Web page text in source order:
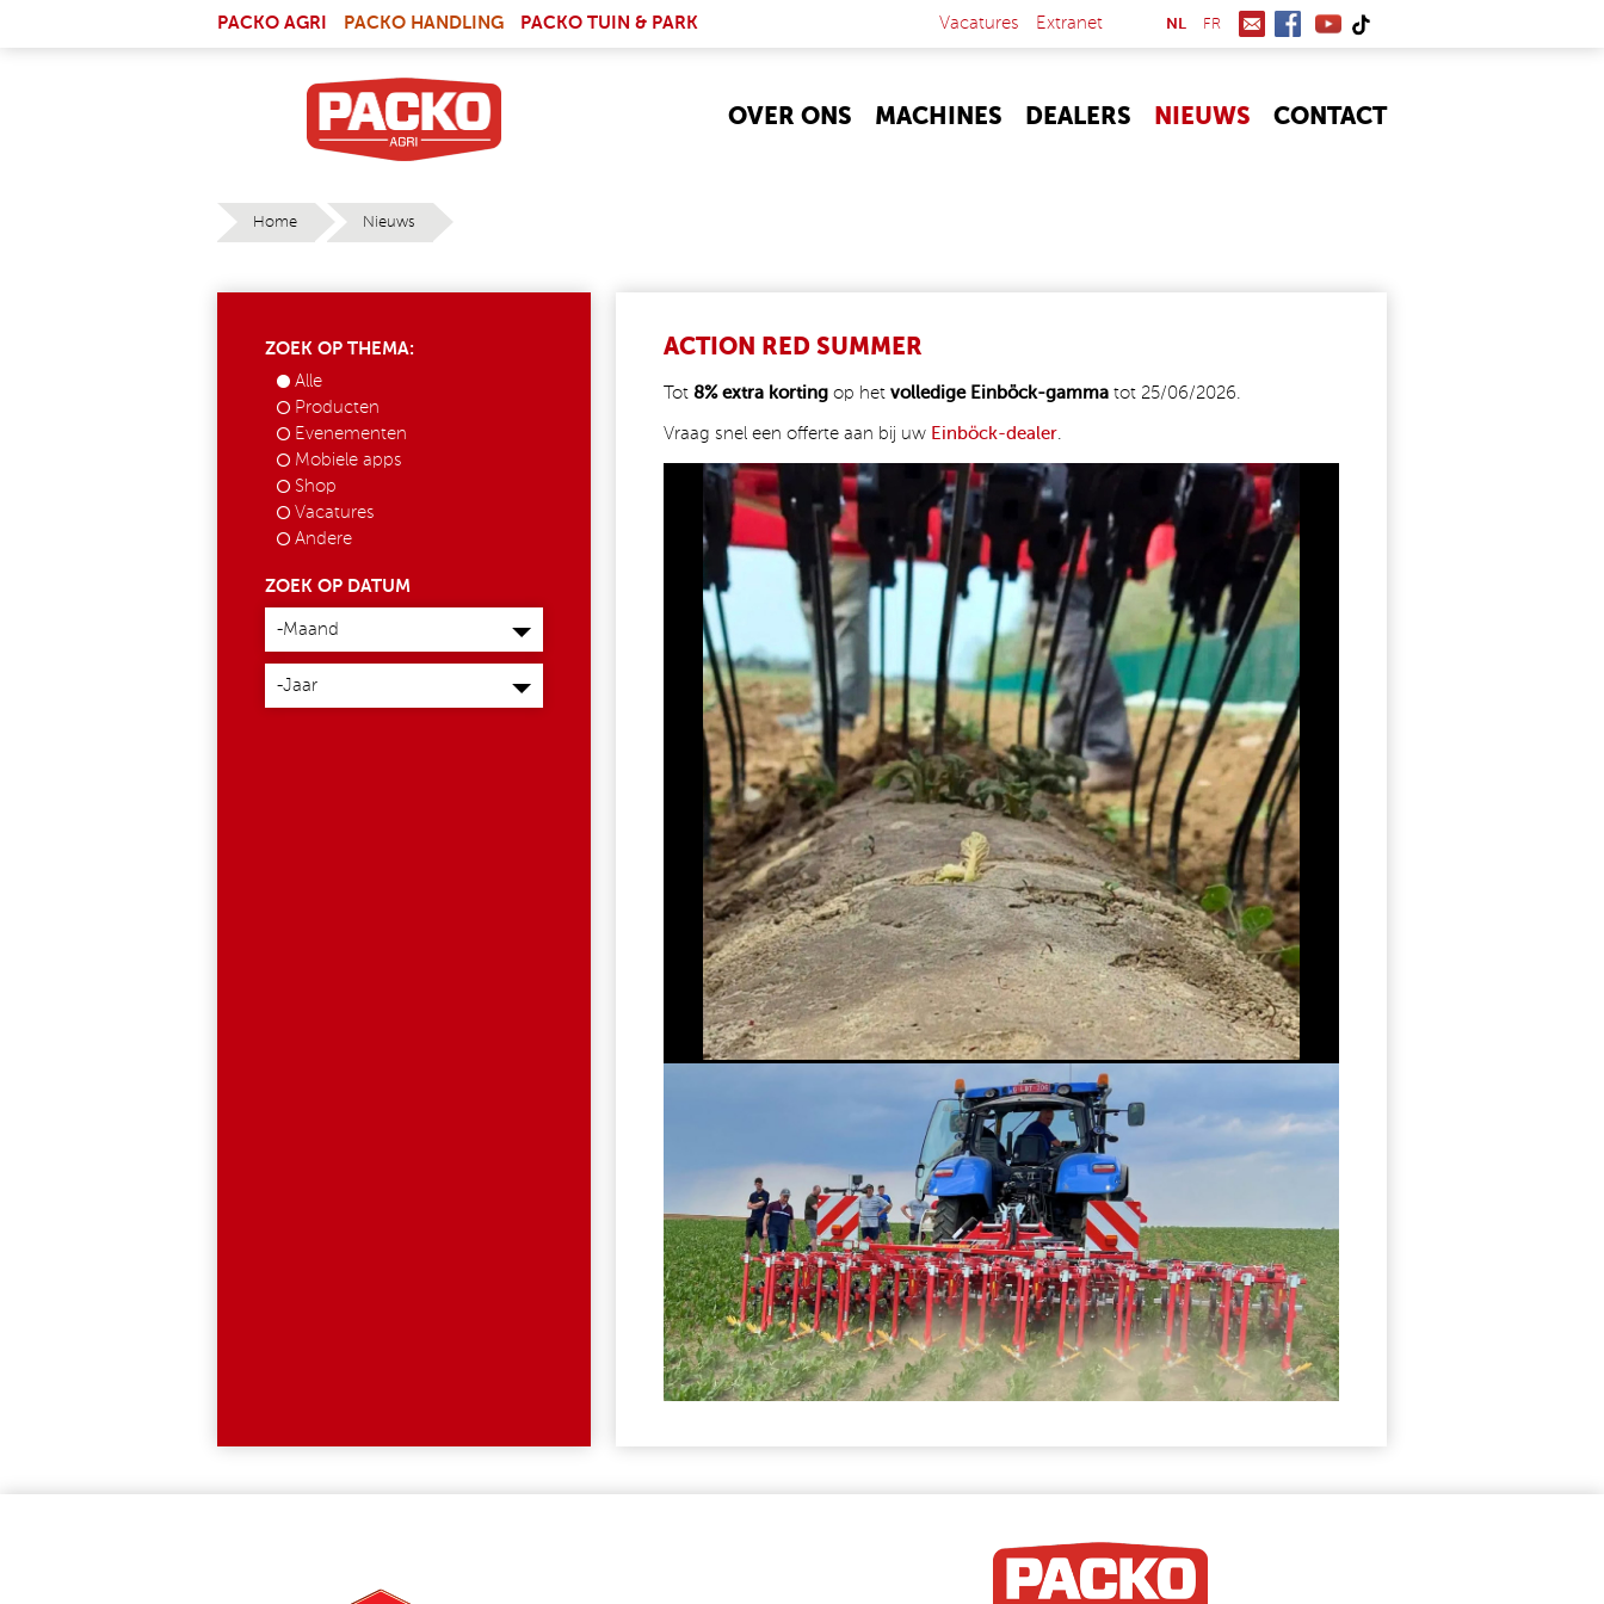
PACKO AGRI
PACKO HANDLING PACKO TUIN & PARK Vacatures Extranet NL FR
OVER ONS MACHINES DEALERS NIEUWS CONTACT
Home Nieuws
ZOEK OP THEMA:
Alle
Producten
Evenementen
Mobiele apps
Shop
Vacatures
Andere
ZOEK OP DATUM
Maand
-Maand
Jaar
-Jaar
ACTION RED SUMMER
Tot 8% extra kortingop het volledige Einböck-gammatot 25/06/2026.
Vraag snel een offerte aan bij uw Einböck-dealer.
720603214_1314502123548899_7011697784039215761_N.JPEG